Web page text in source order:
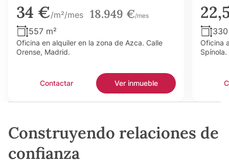
34 €/m²/mes 18.949 €/mes
557 m²
Oficina en alquiler en la zona de Azca. Calle
Orense, Madrid.
Contactar Ver inmueble
Oficina
Spínola.
Construyendo relaciones de
confianza